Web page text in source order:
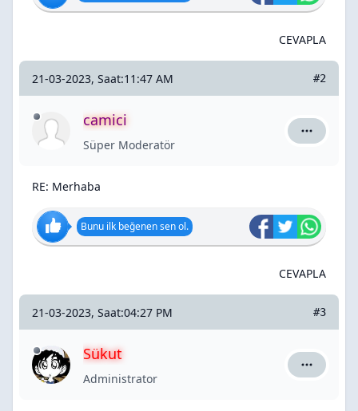
CEVAPLA
21-03-2023, Saat:11:47 AM #2
camici
Süper Moderatör camici
RE: Merhaba
Bunu ilk beğenen sen ol.
CEVAPLA
21-03-2023, Saat:04:27 PM #3
Sükut
Administrator Sükut